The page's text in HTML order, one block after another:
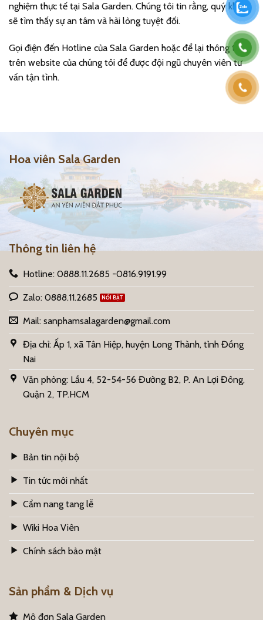
nghiệm thực tế tại Sala Garden. Chúng tôi tin rằng, quý khách
sẽ tìm thấy sự an tâm và hài lòng tuyệt đối.
Gọi điện đến Hotline của Sala Garden hoặc để lại thông tin
trên website của chúng tôi để được đội ngũ chuyên viên tư
vấn tận tình.
Hoa viên Sala Garden
Thông tin liên hệ
Hotline: 0888.11.2685 -0816.9191.99
Zalo: 0888.11.2685
Mail: sanphamsalagarden@gmail.com
Địa chỉ: Ấp 1, xã Tân Hiệp, huyện Long Thành, tỉnh Đồng
Nai
Văn phòng: Lầu 4, 52-54-56 Đường B2, P. An Lợi Đông,
Quận 2, TP.HCM
Chuyên mục
Bản tin nội bộ
Tin tức mới nhất
Cẩm nang tang lễ
Wiki Hoa Viên
Chính sách bảo mật
Sản phẩm & Dịch vụ
Mộ đơn Sala Garden